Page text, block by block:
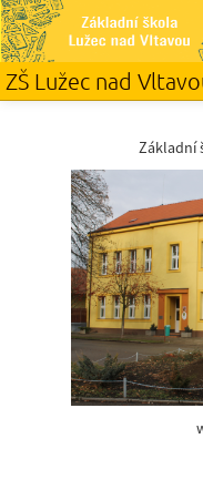
ZŠ Lužec nad
Základní